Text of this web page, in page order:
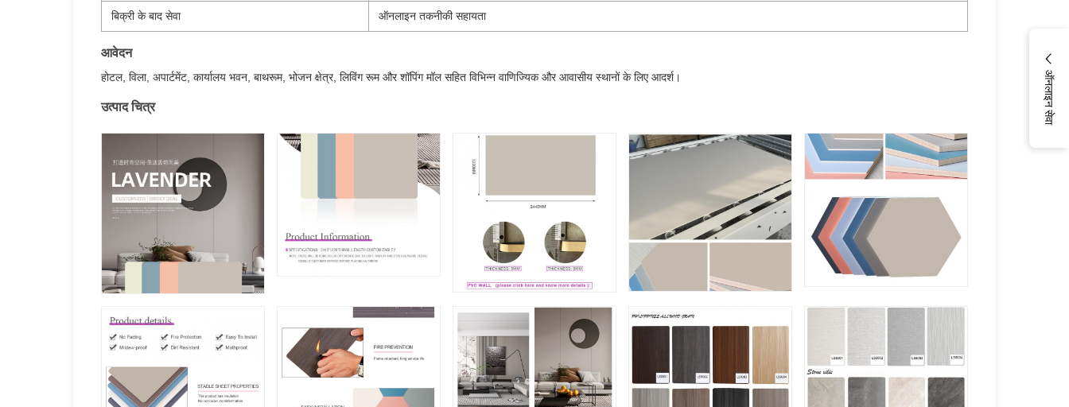
ऑनलाइन सेवा
बिक्री के बाद सेवा ऑनलाइन तकनीकी सहायता
आवेदन
होटल, विला, अपार्टमेंट, कार्यालय भवन, बाथरूम, भोजन क्षेत्र, लिविंग रूम और शॉपिंग मॉल सहित विभिन्न वाणिज्यिक और आवासीय स्थानों के लिए आदर्श।
उत्पाद चित्र